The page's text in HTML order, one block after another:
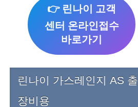
👉 린나이 고객
센터 온라인접수
바로가기
린나이 가스레인지 AS 출
장비용